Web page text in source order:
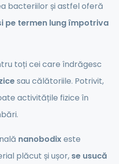
bacteriilor și astfel oferă
pe termen lung împotriva
toți cei care îndrăgesc
sau călătoriile. Potrivit,
activitățile fizice în
nanobodixeste
plăcut și ușor, se usucă